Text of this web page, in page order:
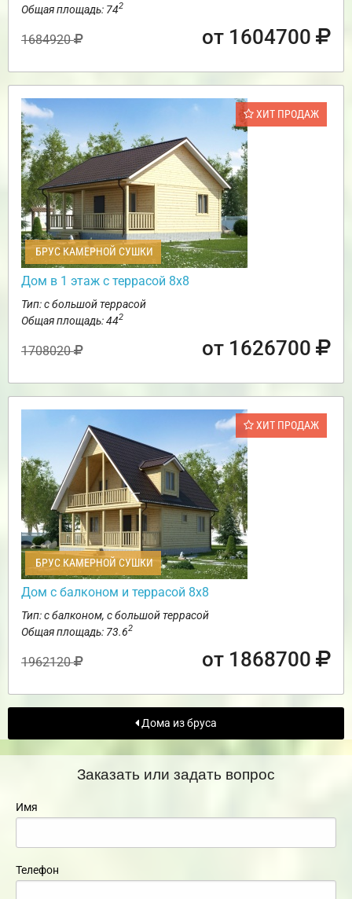
Общая площадь: 742
1684920 от 1604700
ХИТ ПРОДАЖ
БРУС КАМЕРНОЙ СУШКИ
Дом в 1 этаж с террасой 8х8
Тип: с большой террасой
Общая площадь: 442
1708020 от 1626700
ХИТ ПРОДАЖ
БРУС КАМЕРНОЙ СУШКИ
Дом с балконом и террасой 8х8
Тип: с балконом, с большой террасой
Общая площадь: 73.62
1962120 от 1868700
Дома из бруса
Заказать или задать вопрос
Имя
Телефон